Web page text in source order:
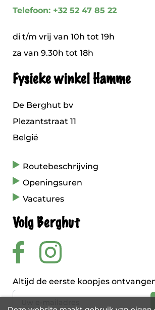
Telefoon: +32 52 47 85 22
di t/m vrij van 10h tot 19h
za van 9.30h tot 18h
Fysieke winkel Hamme
De Berghut bv
Plezantstraat 11
België
Routebeschrijving
Openingsuren
Vacatures
Volg Berghut
Altijd de eerste koopjes